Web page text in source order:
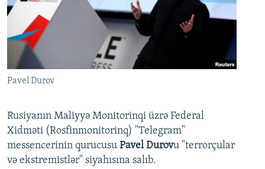
Pavel Durov
Rusiyanın Maliyyə Monitorinqi üzrə Federal
Xidməti (Rosfinmonitorinq) "Telegram"
messencerinin qurucusu Pavel Durovu "terrorçular
və ekstremistlər" siyahısına salıb.